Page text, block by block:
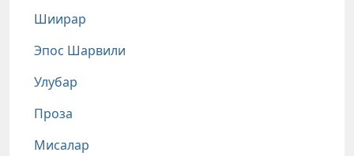
Шиирар
Эпос Шарвили
Улубар
Проза
Мисалар